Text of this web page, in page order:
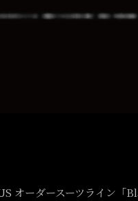
オーダースーツライン「